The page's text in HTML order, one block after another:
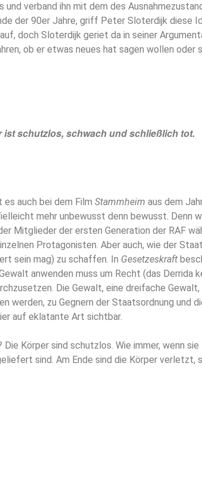
und verband ihn mit dem des
der 90er Jahre, griff Peter Sloterdijk diese
auf, doch Sloterdijk geriet da in seiner
ob er etwas neues hat sagen wollen oder
ist schutzlos, schwach und schließlich tot.
es auch bei dem Film Stammheim aus dem
mehr unbewusst denn bewusst. Denn
Mitglieder der ersten Generation der RAF
Protagonisten. Aber auch, wie der
sein mag) zu schaffen. In Gesetzeskraft
anwenden muss um Recht (das Derrida
Die Gewalt, eine dreifache
werden, zu Gegnern der Staatsordnung und
auf eklatante Art sichtbar.
Die Körper sind schutzlos. Wie immer, wenn
sind. Am Ende sind die Körper verletzt,